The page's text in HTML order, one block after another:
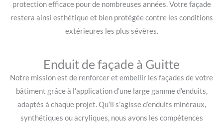
protection efficace pour de nombreuses années. Votre façade
restera ainsi esthétique et bien protégée contre les conditions
extérieures les plus sévères.
Enduit de façade à Guitte
Notre mission est de renforcer et embellir les façades de votre
bâtiment grâce à l’application d’une large gamme d’enduits,
adaptés à chaque projet. Qu’il s’agisse d’enduits minéraux,
synthétiques ou acryliques, nous avons les compétences